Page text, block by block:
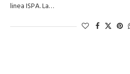
linea ISPA. La…